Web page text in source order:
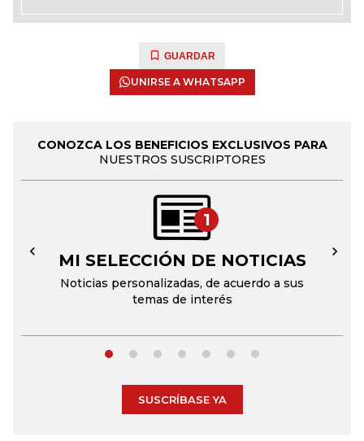
GUARDAR
UNIRSE A WHATSAPP
CONOZCA LOS BENEFICIOS EXCLUSIVOS PARA
NUESTROS SUSCRIPTORES
1
MI SELECCIÓN DE NOTICIAS
Noticias personalizadas, de acuerdo a sus
temas de interés
← →
SUSCRÍBASE YA